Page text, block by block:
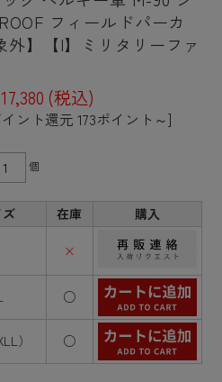
フィールドパーカ
】【I】ミリタリーファ
(税込)
ント還元 173ポイント～]
個
在庫 購入
×
○
） ○